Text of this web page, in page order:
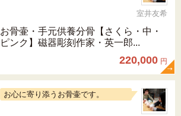
室井友希
お骨壷・手元供養分骨【さくら・中・
ピンク】磁器彫刻作家・英一郎...
220,000 円
お心に寄り添うお骨壷です。